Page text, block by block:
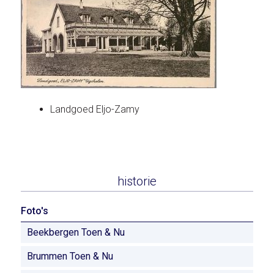
Landgoed Eljo-Zamy
historie
Foto's
Beekbergen Toen & Nu
Brummen Toen & Nu